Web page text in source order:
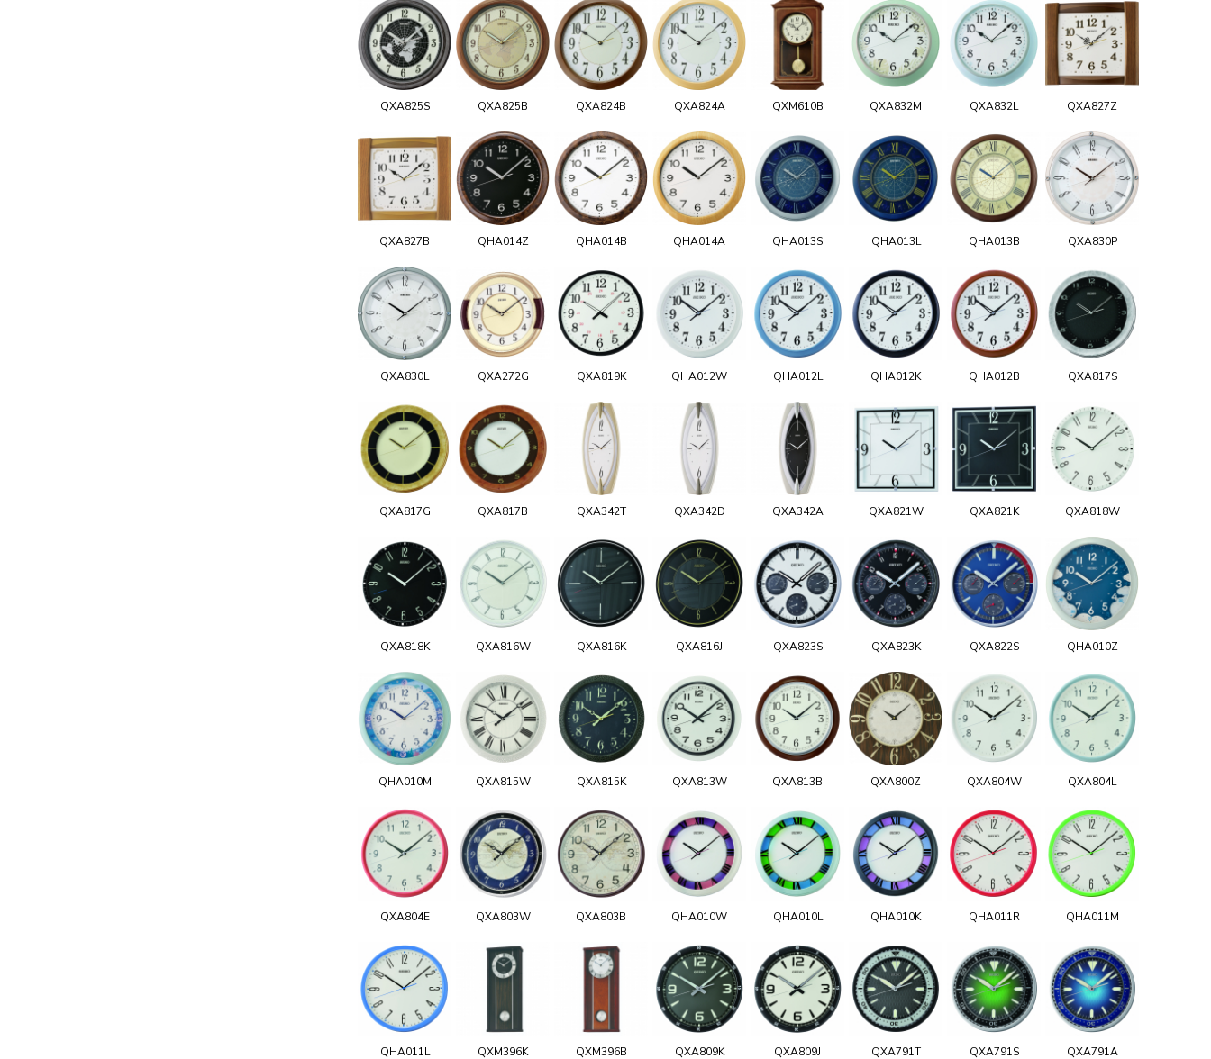
QXA825S QXA825B QXA824B QXA824A QXM610B QXA832M QXA832L QXA827Z
QXA827B QHA014Z QHA014B QHA014A QHA013S QHA013L QHA013B QXA830P
QXA830L QXA272G QXA819K QHA012W QHA012L QHA012K QHA012B QXA817S
QXA817G QXA817B QXA342T QXA342D QXA342A QXA821W QXA821K QXA818W
QXA818K QXA816W QXA816K QXA816J QXA823S QXA823K QXA822S QHA010Z
QHA010M QXA815W QXA815K QXA813W QXA813B QXA800Z QXA804W QXA804L
QXA804E QXA803W QXA803B QHA010W QHA010L QHA010K QHA011R QHA011M
QHA011L QXM396K QXM396B QXA809K QXA809J QXA791T QXA791S QXA791A